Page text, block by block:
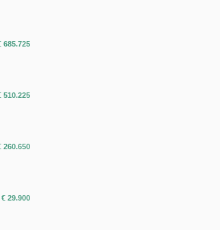
€ 29.900
510.225
260.650
685.725